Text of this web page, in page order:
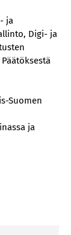
ja
Digi- ja
Suomen
ja